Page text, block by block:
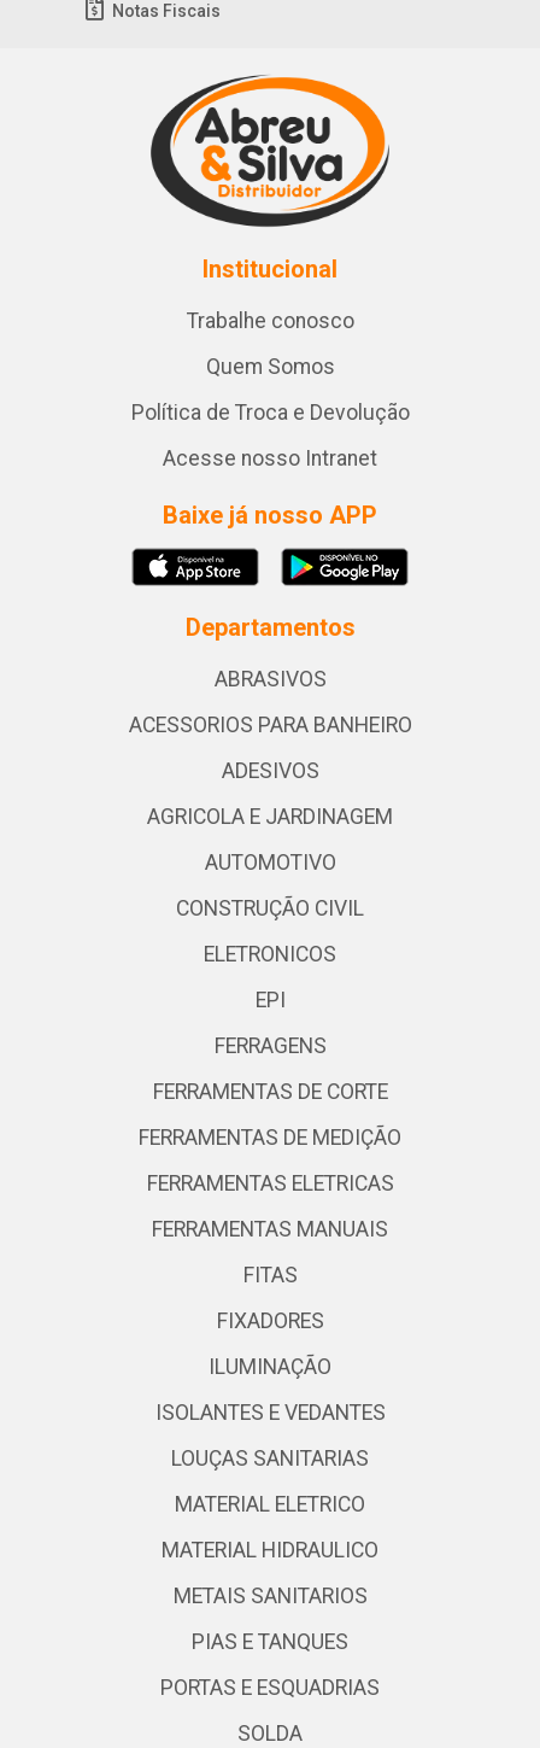
Notas Fiscais
Institucional
Trabalhe conosco
Quem Somos
Política de Troca e Devolução
Acesse nosso Intranet
Baixe já nosso APP
Departamentos
ABRASIVOS
ACESSORIOS PARA BANHEIRO
ADESIVOS
AGRICOLA E JARDINAGEM
AUTOMOTIVO
CONSTRUÇÃO CIVIL
ELETRONICOS
EPI
FERRAGENS
FERRAMENTAS DE CORTE
FERRAMENTAS DE MEDIÇÃO
FERRAMENTAS ELETRICAS
FERRAMENTAS MANUAIS
FITAS
FIXADORES
ILUMINAÇÃO
ISOLANTES E VEDANTES
LOUÇAS SANITARIAS
MATERIAL ELETRICO
MATERIAL HIDRAULICO
METAIS SANITARIOS
PIAS E TANQUES
PORTAS E ESQUADRIAS
SOLDA